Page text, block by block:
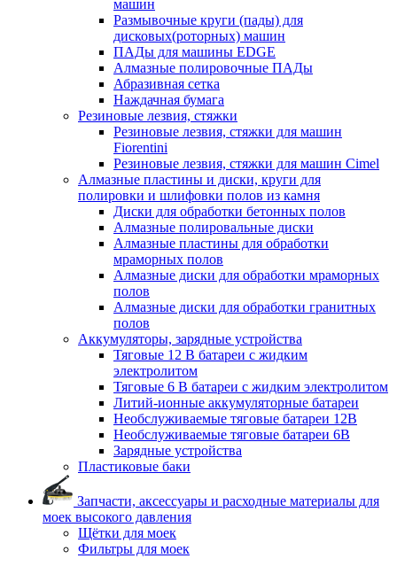
машин
Размывочные круги (пады) для
дисковых(роторных) машин
ПАДы для машины EDGE
Алмазные полировочные ПАДы
Абразивная сетка
Наждачная бумага
Резиновые лезвия, стяжки
Резиновые лезвия, стяжки для машин
Fiorentini
Резиновые лезвия, стяжки для машин Cimel
Алмазные пластины и диски, круги для
полировки и шлифовки полов из камня
Диски для обработки бетонных полов
Алмазные полировальные диски
Алмазные пластины для обработки
мраморных полов
Алмазные диски для обработки мраморных
полов
Алмазные диски для обработки гранитных
полов
Аккумуляторы, зарядные устройства
Тяговые 12 В батареи с жидким
электролитом
Тяговые 6 В батареи с жидким электролитом
Литий-ионные аккумуляторные батареи
Необслуживаемые тяговые батареи 12В
Необслуживаемые тяговые батареи 6В
Зарядные устройства
Пластиковые баки
Запчасти, аксессуары и расходные материалы для
моек высокого давления
Щётки для моек
Фильтры для моек